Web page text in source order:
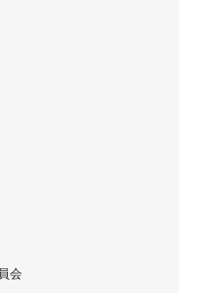
会